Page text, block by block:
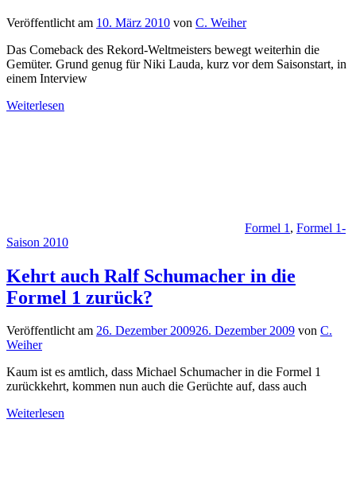
Veröffentlicht am 10. März 2010 von C. Weiher
Das Comeback des Rekord-Weltmeisters bewegt weiterhin die
Gemüter. Grund genug für Niki Lauda, kurz vor dem Saisonstart, in
einem Interview
Weiterlesen
Formel 1 , Formel 1-
Saison 2010
Kehrt auch Ralf Schumacher in die
Formel 1 zurück?
Veröffentlicht am 26. Dezember 200926. Dezember 2009 von C.
Weiher
Kaum ist es amtlich, dass Michael Schumacher in die Formel 1
zurückkehrt, kommen nun auch die Gerüchte auf, dass auch
Weiterlesen